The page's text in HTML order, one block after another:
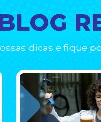
dicas e fique